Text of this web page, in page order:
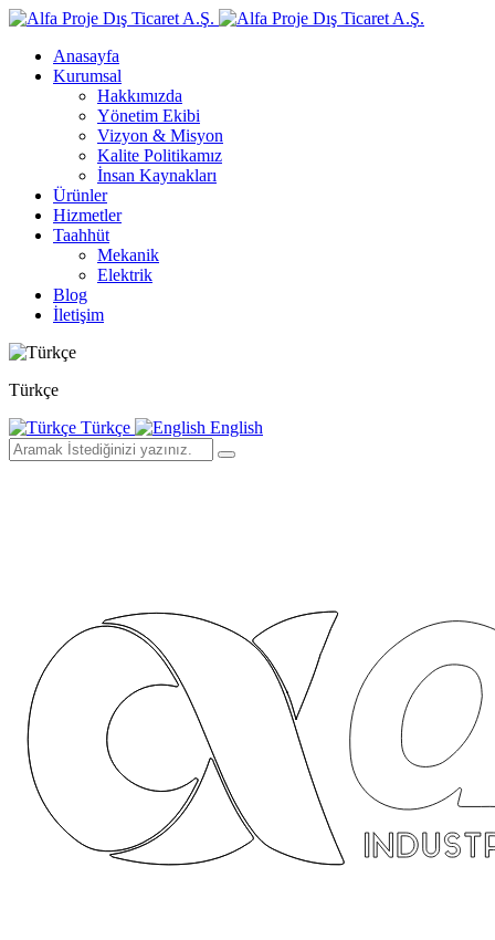
Anasayfa
Kurumsal
Hakkımızda
Yönetim Ekibi
Vizyon & Misyon
Kalite Politikamız
İnsan Kaynakları
Ürünler
Hizmetler
Taahhüt
Mekanik
Elektrik
Blog
İletişim
Türkçe
Türkçe
English